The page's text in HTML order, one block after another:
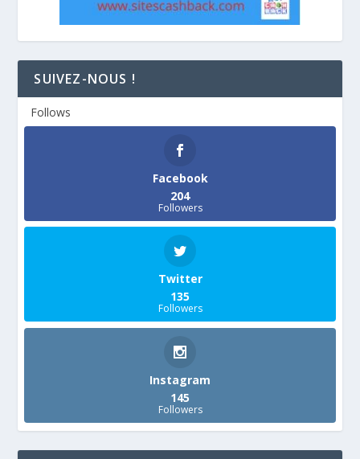
SUIVEZ-NOUS !
Follows
Facebook
204
Followers
Twitter
135
Followers
Instagram
145
Followers